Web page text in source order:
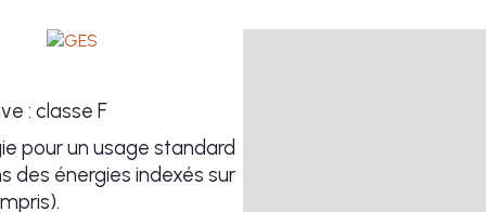
: classe F
pour un usage standard
des énergies indexés sur